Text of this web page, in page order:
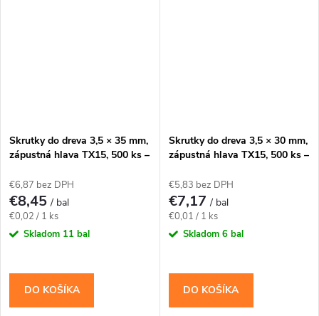
Skrutky do dreva 3,5 × 35 mm,
zápustná hlava TX15, 500 ks –
€6,87 bez DPH
€8,45/ bal
Jednotková
cena:
€0,02 / 1 ks
Skladom 11 bal
DO KOŠÍKA
Skrutky do dreva 3,5 × 30 mm,
zápustná hlava TX15, 500 ks –
€5,83 bez DPH
€7,17/ bal
Jednotková
cena:
€0,01 / 1 ks
Skladom 6 bal
DO KOŠÍKA